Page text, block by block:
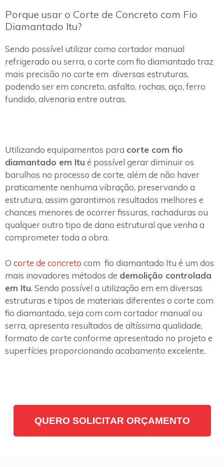
Porque usar o Corte de Concreto com Fio
Diamantado Itu?
Sendo possível utilizar como cortador manual
refrigerado ou serra, o corte com fio diamantado traz
mais precisão no corte em diversas estruturas,
podendo ser em concreto, asfalto, rochas, aço, ferro
fundido, alvenaria entre outras.
Utilizando equipamentos para corte com fio
diamantado em Itu é possível gerar diminuir os
barulhos no processo de corte, além de não haver
praticamente nenhuma vibração, preservando a
estrutura, assim garantimos resultados melhores e
chances menores de ocorrer fissuras, rachaduras ou
qualquer outro tipo de dano estrutural que venha a
comprometer toda a obra.
O corte de concreto com fio diamantado Itu é um dos
mais inovadores métodos de demolição controlada
em Itu. Sendo possível a utilização em em diversas
estruturas e tipos de materiais diferentes o corte com
fio diamantado, seja com com cortador manual ou
serra, apresenta resultados de altíssima qualidade,
formato de corte conforme apresentado no projeto e
superfícies proporcionando acabamento excelente.
QUERO SOLICITAR ORÇAMENTO